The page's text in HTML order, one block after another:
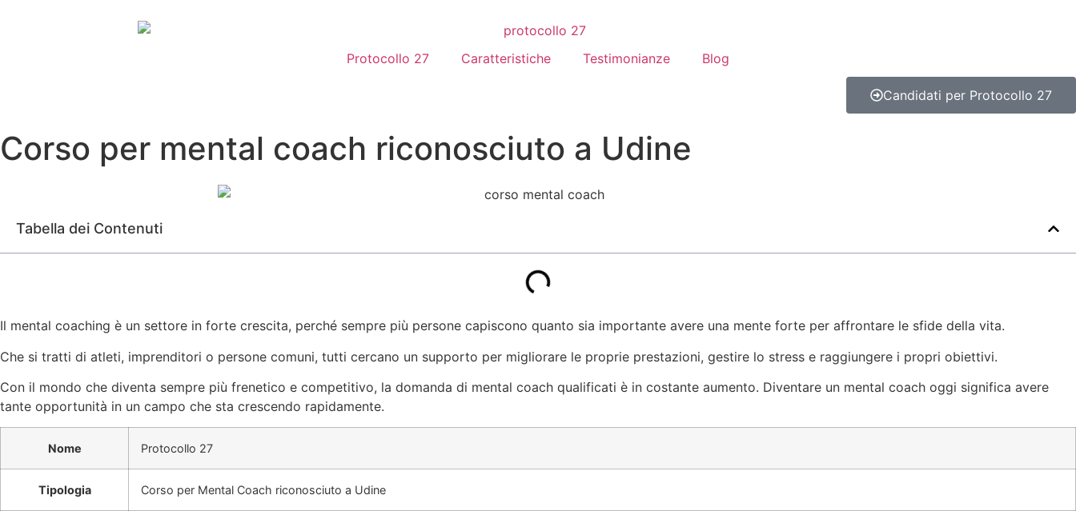
Protocollo 27 Caratteristiche Testimonianze Blog
Candidati per Protocollo 27
Corso per mental coach riconosciuto a Udine
Tabella dei Contenuti
Il mental coaching è un settore in forte crescita, perché sempre più persone capiscono quanto sia importante avere una mente forte per affrontare le sfide della vita.
Che si tratti di atleti, imprenditori o persone comuni, tutti cercano un supporto per migliorare le proprie prestazioni, gestire lo stress e raggiungere i propri obiettivi.
Con il mondo che diventa sempre più frenetico e competitivo, la domanda di mental coach qualificati è in costante aumento. Diventare un mental coach oggi significa avere
tante opportunità in un campo che sta crescendo rapidamente.
Nome Protocollo 27
Tipologia Corso per Mental Coach riconosciuto a Udine